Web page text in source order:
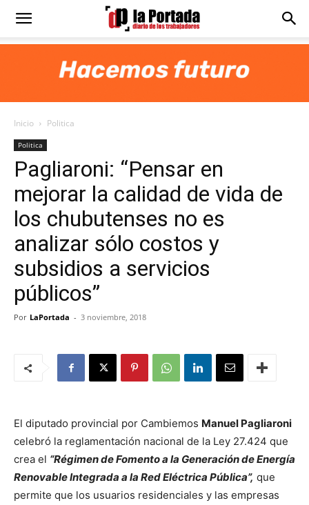
Diario
Portada
Inicio Politica
Politica
Pagliaroni: “Pensar en
mejorar la calidad de vida de
los chubutenses no es
analizar sólo costos y
subsidios a servicios
públicos”
Por LaPortada - 3 noviembre, 2018
El diputado provincial por Cambiemos Manuel Pagliaroni
celebró la reglamentación nacional de la Ley 27.424 que
crea el “Régimen de Fomento a la Generación de Energía
Renovable Integrada a la Red Eléctrica Pública”, que
permite que los usuarios residenciales y las empresas